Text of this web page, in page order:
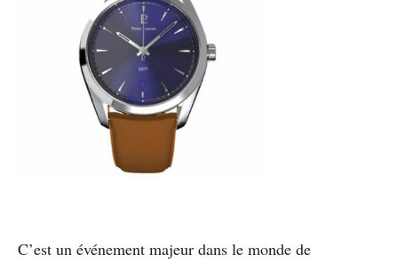
C’est un événement majeur dans le monde de